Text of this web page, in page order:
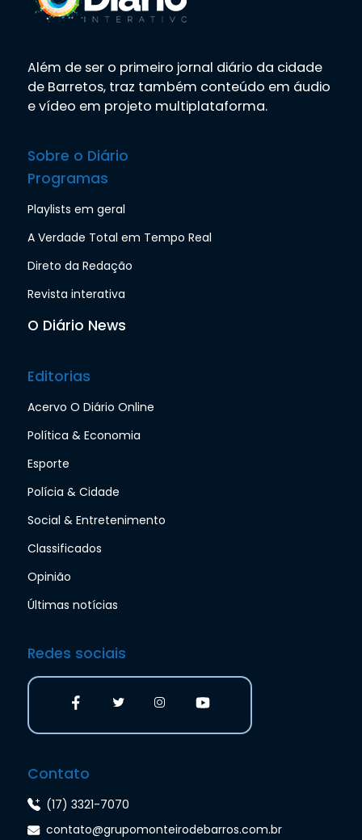
Além de ser o primeiro jornal diário da cidade
de Barretos, traz também conteúdo em áudio
e vídeo em projeto multiplataforma.
Sobre o Diário
Programas
Playlists em geral
A Verdade Total em Tempo Real
Direto da Redação
Revista interativa
O Diário News
Editorias
Acervo O Diário Online
Política & Economia
Esporte
Polícia & Cidade
Social & Entretenimento
Classificados
Opinião
Últimas notícias
Redes sociais
Contato
(17) 3321-7070
contato@grupomonteirodebarros.com.br